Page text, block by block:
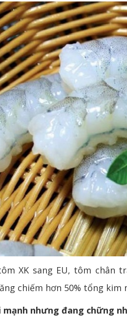
XK sang EU, tôm chân
chiếm hơn 50% tổng kim
mạnh nhưng đang chững